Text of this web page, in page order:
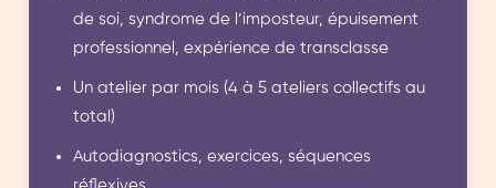
de soi, syndrome de l’imposteur, épuisement
professionnel, expérience de transclasse
Un atelier par mois (4 à 5 ateliers collectifs au
total)
Autodiagnostics, exercices, séquences
réflexives